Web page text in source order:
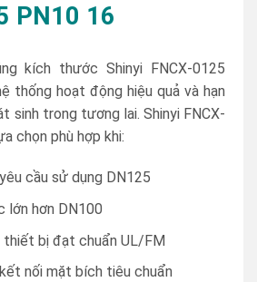
PN10 16
kích thước Shinyi FNCX-0125
thống hoạt động hiệu quả và hạn
sinh trong tương lai. Shinyi FNCX-
chọn phù hợp khi:
cầu sử dụng DN125
lớn hơn DN100
thiết bị đạt chuẩn UL/FM
nối mặt bích tiêu chuẩn